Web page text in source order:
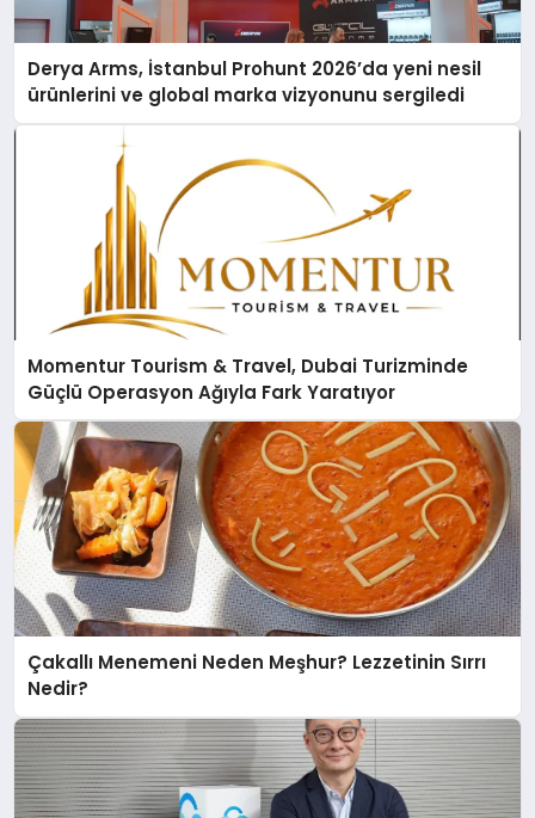
Derya Arms, İstanbul Prohunt 2026’da yeni nesil
ürünlerini ve global marka vizyonunu sergiledi
Momentur Tourism & Travel, Dubai Turizminde
Güçlü Operasyon Ağıyla Fark Yaratıyor
Çakallı Menemeni Neden Meşhur? Lezzetinin Sırrı
Nedir?